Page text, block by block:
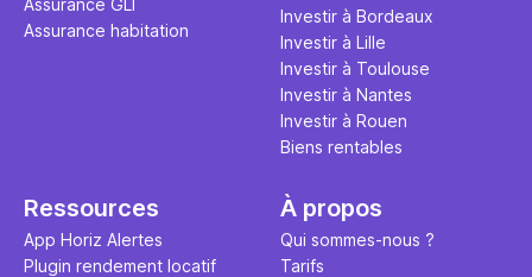
Assurance GLI
Assurance habitation
Investir à Bordeaux
Investir à Lille
Investir à Toulouse
Investir à Nantes
Investir à Rouen
Biens rentables
Ressources
App Horiz Alertes
Plugin rendement locatif
À propos
Qui sommes-nous ?
Tarifs